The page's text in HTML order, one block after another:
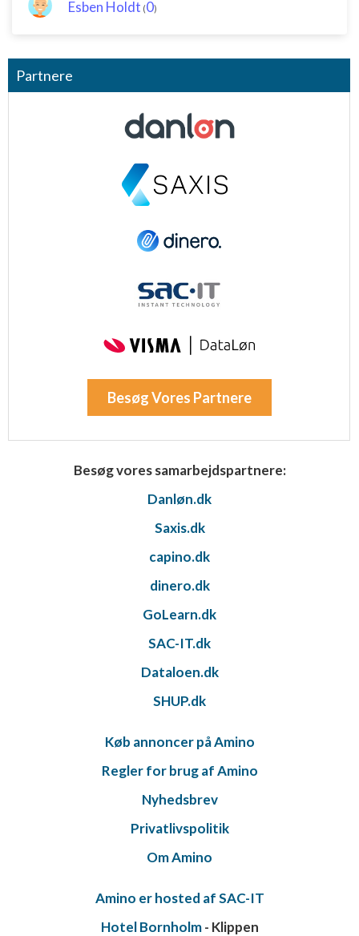
Esben Holdt (0)
Partnere
Besøg Vores Partnere
Besøg vores samarbejdspartnere:
Danløn.dk
Saxis.dk
capino.dk
dinero.dk
GoLearn.dk
SAC-IT.dk
Dataloen.dk
SHUP.dk
Køb annoncer på Amino
Regler for brug af Amino
Nyhedsbrev
Privatlivspolitik
Om Amino
Amino er hosted af SAC-IT
Hotel Bornholm- Klippen